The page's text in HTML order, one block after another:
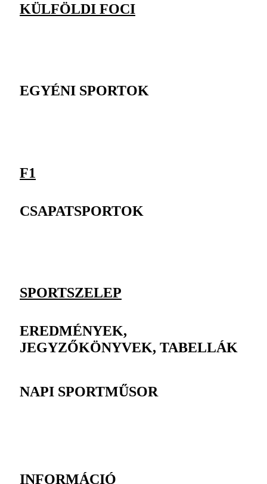
KÜLFÖLDI FOCI
EGYÉNI SPORTOK
F1
CSAPATSPORTOK
SPORTSZELEP
EREDMÉNYEK,
JEGYZŐKÖNYVEK, TABELLÁK
NAPI SPORTMŰSOR
INFORMÁCIÓ